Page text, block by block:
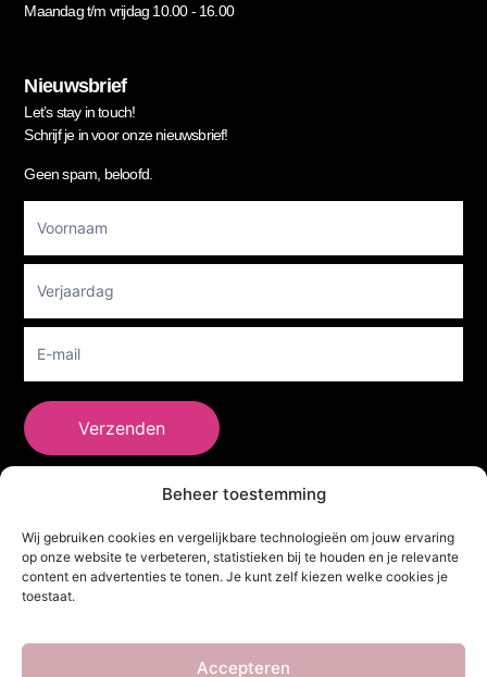
Beheer toestemming
Wij gebruiken cookies en vergelijkbare technologieën om jouw ervaring
op onze website te verbeteren, statistieken bij te houden en je relevante
content en advertenties te tonen. Je kunt zelf kiezen welke cookies je
toestaat.
Accepteren
Maandag t/m vrijdag 10.00 - 16.00
Nieuwsbrief
Let’s stay in touch!
Schrijf je in voor onze nieuwsbrief!
Geen spam, beloofd.
Newsletter
Verzenden
Adres